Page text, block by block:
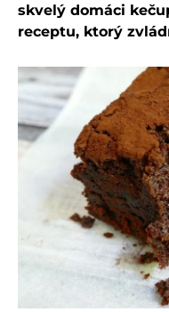
skvelý domáci
receptu, ktorý